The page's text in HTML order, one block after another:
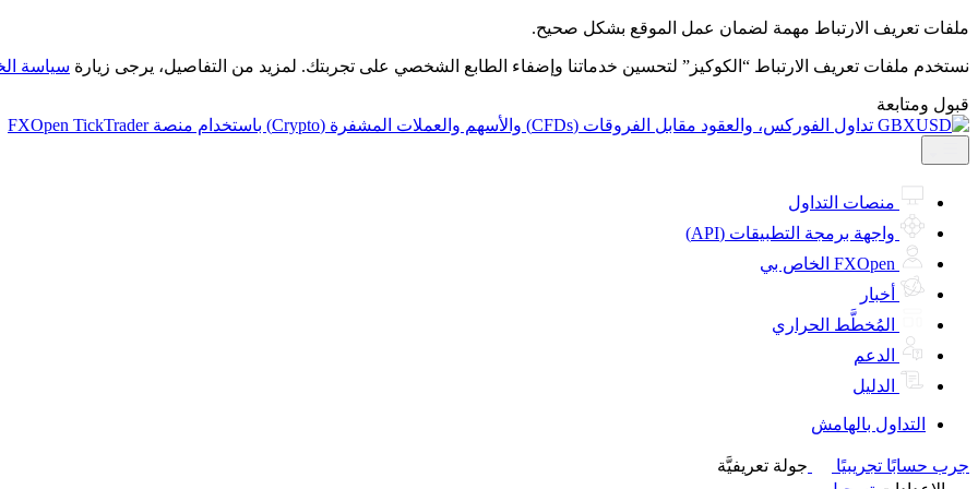
ملفات تعريف الارتباط مهمة لضمان عمل الموقع بشكل صحيح.
نستخدم ملفات تعريف الارتباط “الكوكيز” لتحسين خدماتنا وإضفاء الطابع الشخصي على تجربتك. لمزيد من التفاصيل، يرجى زيارة سياسة
قبول ومتابعة
منصات التداول
واجهة برمجة التطبيقات (API)
FXOpen الخاص بي
أخبار
المُخطَّط الحراري
الدعم
الدليل
التداول بالهامش
جرب حسابًا تجريبيًا
جولة تعريفيَّة